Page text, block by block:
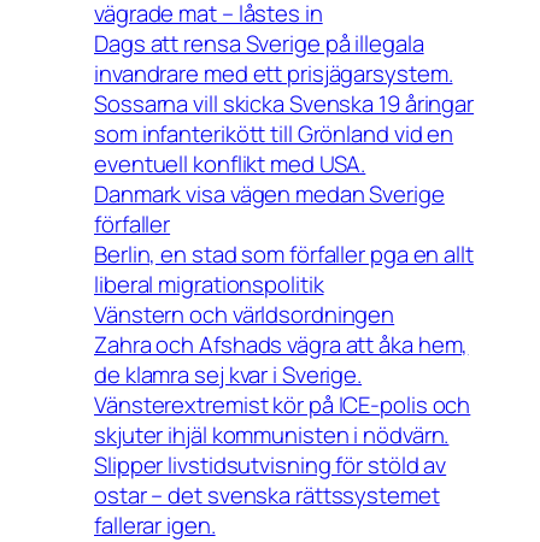
vägrade mat – låstes in
Dags att rensa Sverige på illegala
invandrare med ett prisjägarsystem.
Sossarna vill skicka Svenska 19 åringar
som infanterikött till Grönland vid en
eventuell konflikt med USA.
Danmark visa vägen medan Sverige
förfaller
Berlin, en stad som förfaller pga en allt
liberal migrationspolitik
Vänstern och världsordningen
Zahra och Afshads vägra att åka hem,
de klamra sej kvar i Sverige.
Vänsterextremist kör på ICE-polis och
skjuter ihjäl kommunisten i nödvärn.
Slipper livstidsutvisning för stöld av
ostar – det svenska rättssystemet
fallerar igen.